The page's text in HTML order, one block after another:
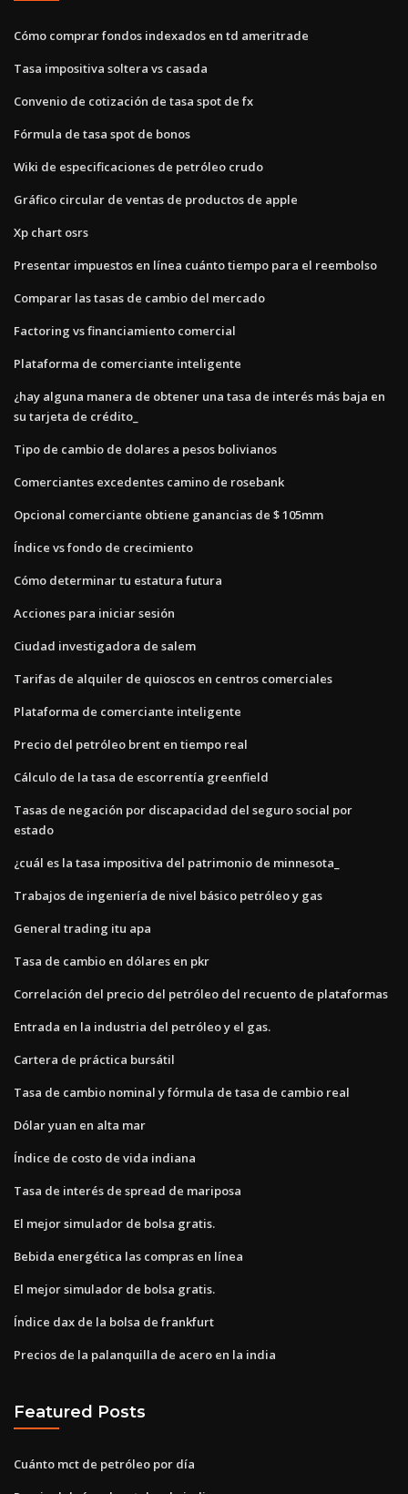
Cómo comprar fondos indexados en td ameritrade
Tasa impositiva soltera vs casada
Convenio de cotización de tasa spot de fx
Fórmula de tasa spot de bonos
Wiki de especificaciones de petróleo crudo
Gráfico circular de ventas de productos de apple
Xp chart osrs
Presentar impuestos en línea cuánto tiempo para el reembolso
Comparar las tasas de cambio del mercado
Factoring vs financiamiento comercial
Plataforma de comerciante inteligente
¿hay alguna manera de obtener una tasa de interés más baja en
su tarjeta de crédito_
Tipo de cambio de dolares a pesos bolivianos
Comerciantes excedentes camino de rosebank
Opcional comerciante obtiene ganancias de $ 105mm
Índice vs fondo de crecimiento
Cómo determinar tu estatura futura
Acciones para iniciar sesión
Ciudad investigadora de salem
Tarifas de alquiler de quioscos en centros comerciales
Plataforma de comerciante inteligente
Precio del petróleo brent en tiempo real
Cálculo de la tasa de escorrentía greenfield
Tasas de negación por discapacidad del seguro social por
estado
¿cuál es la tasa impositiva del patrimonio de minnesota_
Trabajos de ingeniería de nivel básico petróleo y gas
General trading itu apa
Tasa de cambio en dólares en pkr
Correlación del precio del petróleo del recuento de plataformas
Entrada en la industria del petróleo y el gas.
Cartera de práctica bursátil
Tasa de cambio nominal y fórmula de tasa de cambio real
Dólar yuan en alta mar
Índice de costo de vida indiana
Tasa de interés de spread de mariposa
El mejor simulador de bolsa gratis.
Bebida energética las compras en línea
El mejor simulador de bolsa gratis.
Índice dax de la bolsa de frankfurt
Precios de la palanquilla de acero en la india
Featured Posts
Cuánto mct de petróleo por día